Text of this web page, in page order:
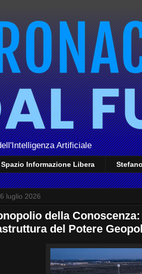
Artificiale
Spazio Informazione Libera
luglio 2026
della
del Potere